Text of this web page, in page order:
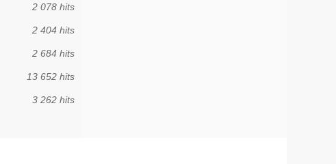
2 078 hits
2 404 hits
2 684 hits
13 652 hits
3 262 hits